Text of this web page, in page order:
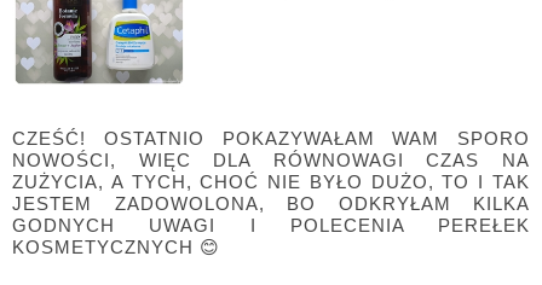
CZEŚĆ! OSTATNIO POKAZYWAŁAM WAM SPORO
NOWOŚCI, WIĘC DLA RÓWNOWAGI CZAS NA
ZUŻYCIA, A TYCH, CHOĆ NIE BYŁO DUŻO, TO I TAK
JESTEM ZADOWOLONA, BO ODKRYŁAM KILKA
GODNYCH UWAGI I POLECENIA PEREŁEK
KOSMETYCZNYCH 😊